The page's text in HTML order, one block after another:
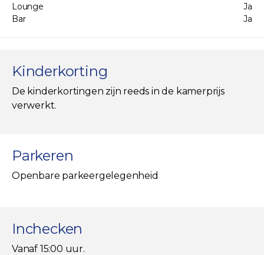
Lounge
Ja
Bar
Ja
Kinderkorting
De kinderkortingen zijn reeds in de kamerprijs
verwerkt.
Parkeren
Openbare parkeergelegenheid
Inchecken
Vanaf 15:00 uur.